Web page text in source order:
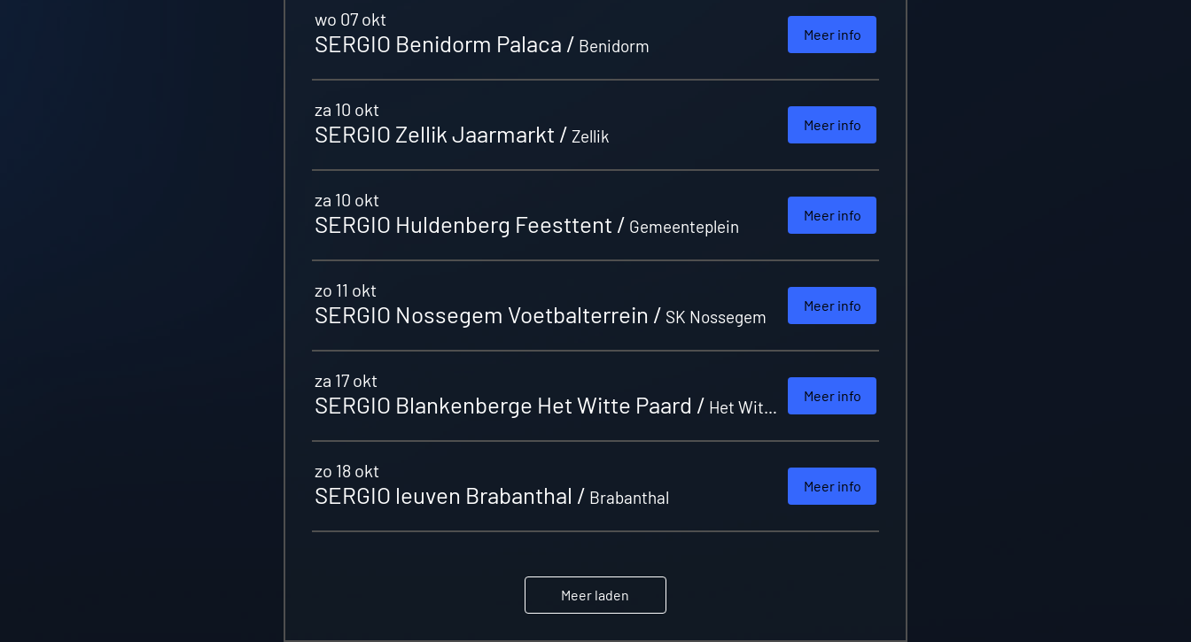
wo 07 okt
SERGIO Benidorm Palaca / Benidorm
Meer info
za 10 okt
SERGIO Zellik Jaarmarkt / Zellik
Meer info
za 10 okt
SERGIO Huldenberg Feesttent / Gemeenteplein
Meer info
zo 11 okt
SERGIO Nossegem Voetbalterrein / SK Nossegem
Meer info
za 17 okt
SERGIO Blankenberge Het Witte Paard / Het Witte Paard
Meer info
zo 18 okt
SERGIO leuven Brabanthal / Brabanthal
Meer info
Meer laden